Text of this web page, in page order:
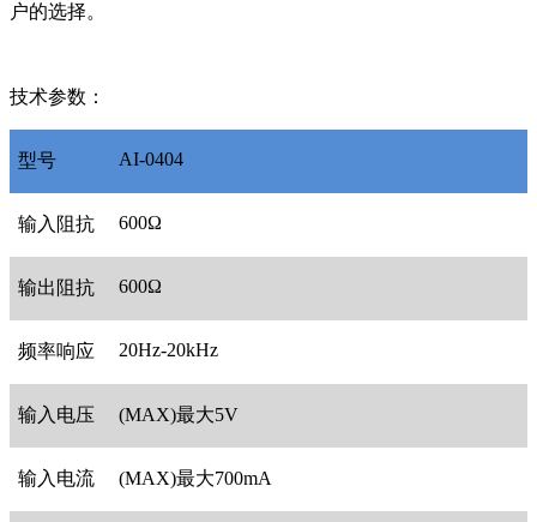
户的选择。
技术参数：
型号 AI-0404
输入阻抗 600Ω
输出阻抗 600Ω
频率响应 20Hz-20kHz
输入电压 (MAX)最大5V
输入电流 (MAX)最大700mA